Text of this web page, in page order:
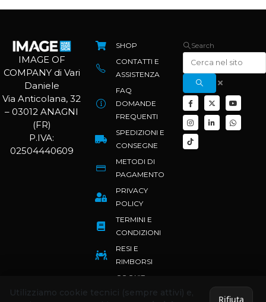
IMAGE OF
COMPANY di Vari
Daniele
Via Anticolana, 32
– 03012 ANAGNI
(FR)
P.IVA:
02504440609
SHOP
CONTATTI E
ASSISTENZA
FAQ
DOMANDE
FREQUENTI
SPEDIZIONI E
CONSEGNE
METODI DI
PAGAMENTO
PRIVACY
POLICY
TERMINI E
CONDIZIONI
RESI E
RIMBORSI
COOKIE
POLICY
Search
Utilizziamo cookie tecnici (sempre attivi) e,
Rifiuta